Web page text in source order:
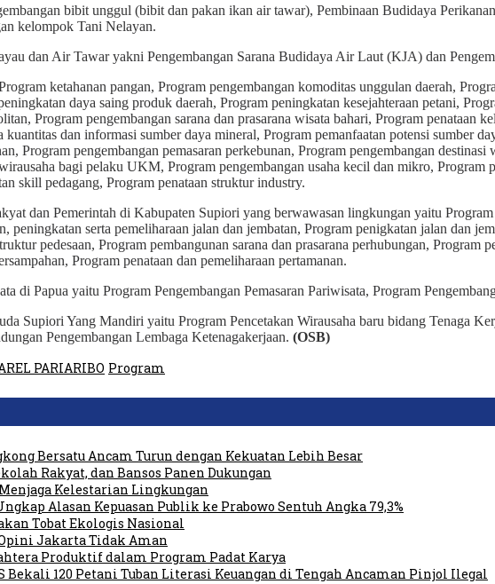
bibit unggul (bibit dan pakan ikan air tawar), Pembinaan Budidaya
kelompok Tani Nelayan.
dan Air Tawar yakni Pengembangan Sarana Budidaya Air Laut (KJA) dan
ketahanan pangan, Program pengembangan komoditas unggulan daerah,
daya saing produk daerah, Program peningkatan kesejahteraan petani,
Program pengembangan sarana dan prasarana wisata bahari, Program penataan
dan informasi sumber daya mineral, Program pemanfaatan potensi sumber
Program pengembangan pemasaran perkebunan, Program pengembangan
bagi pelaku UKM, Program pengembangan usaha kecil dan mikro, Program
skill pedagang, Program penataan struktur industry.
dan Pemerintah di Kabupaten Supiori yang berwawasan lingkungan yaitu
peningkatan serta pemeliharaan jalan dan jembatan, Program penigkatan jalan dan
pedesaan, Program pembangunan sarana dan prasarana perhubungan, Program
Program penataan dan pemeliharaan pertamanan.
di Papua yaitu Program Pengembangan Pemasaran Pariwisata, Program
Supiori Yang Mandiri yaitu Program Pencetakan Wirausaha baru bidang Tenaga
Pengembangan Lembaga Ketenagakerjaan. (OSB)
PARIARIBO Program
Bersatu Ancam Turun dengan Kekuatan Lebih Besar
Rakyat, dan Bansos Panen Dukungan
Kelestarian Lingkungan
Alasan Kepuasan Publik ke Prabowo Sentuh Angka 79,3%
Tobat Ekologis Nasional
Jakarta Tidak Aman
Produktif dalam Program Padat Karya
Bekali 120 Petani Tuban Literasi Keuangan di Tengah Ancaman Pinjol Ilegal